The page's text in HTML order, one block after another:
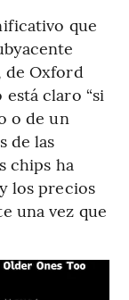
que
de Oxford
está claro “si
o de un
de las
chips ha
los precios
una vez que